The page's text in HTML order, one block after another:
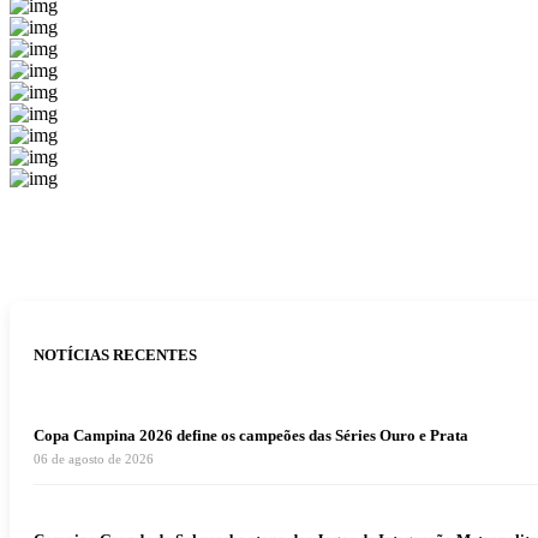
NOTÍCIAS RECENTES
Copa Campina 2026 define os campeões das Séries Ouro e Prata
06 de agosto de 2026